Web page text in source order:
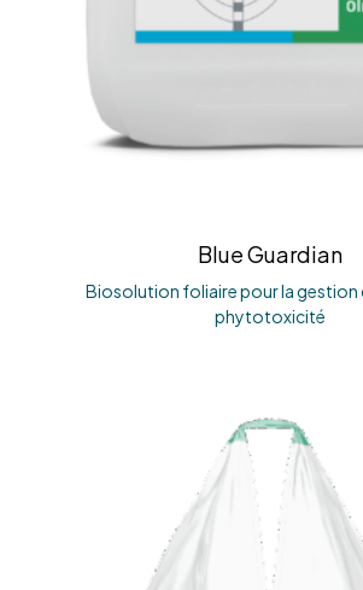
Blue Guardian
Biosolution foliaire pour la gestion
phytotoxicité